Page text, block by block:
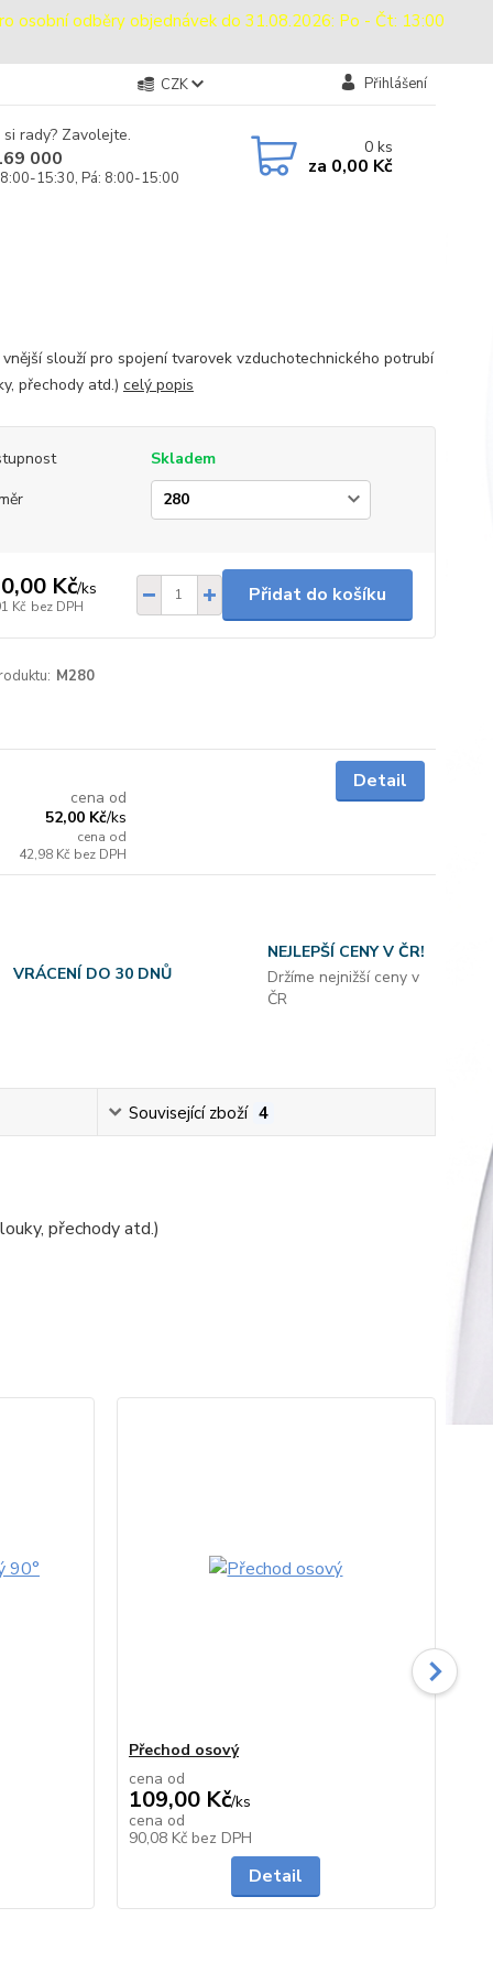
osobní odběry objednávek do 31.08.2026: Po - Čt: 13:00
CZK Přihlášení
rady? Zavolejte.
000
15:30, Pá: 8:00-15:00
0ks
za 0,00 Kč
slouží pro spojení tvarovek vzduchotechnického potrubí
přechody atd.) celý popis
Skladem
Kč/ks
Kč bez DPH
Přidat do košíku
M280
cena od
52,00 Kč/ks
cena od
42,98 Kč bez DPH
Detail
VRÁCENÍ DO 30 DNŮ
NEJLEPŠÍ CENY V ČR!
Držíme nejnižší ceny v
ČR
Související zboží 4
přechody atd.)
Přechod osový
cena od
109,00 Kč/ks
cena od
90,08 Kč bez DPH
Detail